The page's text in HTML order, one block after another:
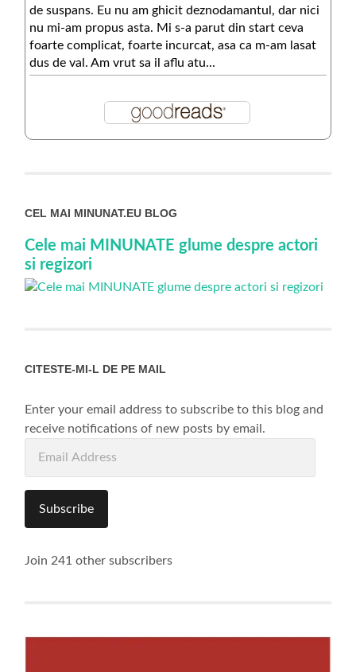
de suspans. Eu nu am ghicit deznodamantul, dar nici
nu mi-am propus asta. Mi s-a parut din start ceva
foarte complicat, foarte incurcat, asa ca m-am lasat
dus de val. Am vrut sa il aflu atu...
CEL MAI MINUNAT.EU BLOG
Cele mai MINUNATE glume despre actori
si regizori
CITESTE-MI-L DE PE MAIL
Enter your email address to subscribe to this blog and
receive notifications of new posts by email.
Subscribe
Join 241 other subscribers